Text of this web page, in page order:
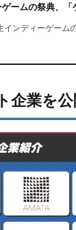
ームの祭典、
インディーゲーム
企業を公